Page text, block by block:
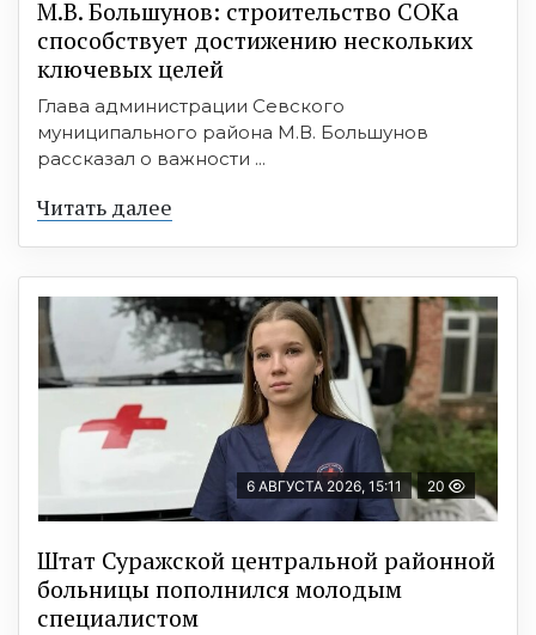
М.В. Большунов: строительство СОКа
способствует достижению нескольких
ключевых целей
Глава администрации Севского
муниципального района М.В. Большунов
рассказал о важности ...
Читать далее
6 АВГУСТА 2026, 15:11 20
Штат Суражской центральной районной
больницы пополнился молодым
специалистом